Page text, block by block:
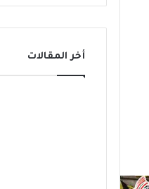
أخر المقالات